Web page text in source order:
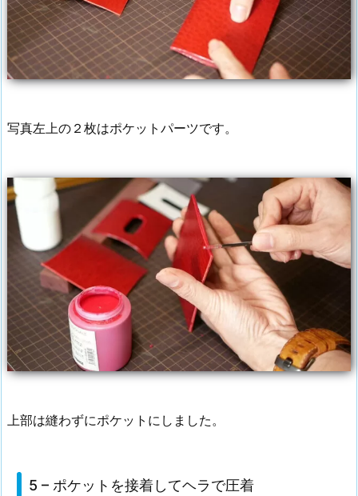
写真左上の２枚はポケットパーツです。
上部は縫わずにポケットにしました。
5 – ポケットを接着してヘラで圧着